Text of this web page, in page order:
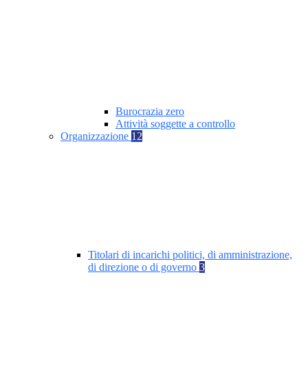
Burocrazia zero
Attività soggette a controllo
Organizzazione 12
Titolari di incarichi politici, di amministrazione,
di direzione o di governo 3